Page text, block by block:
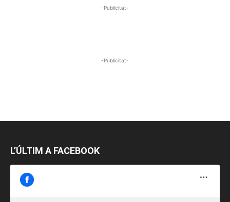
-Publicitat-
-Publicitat-
L’ÚLTIM A FACEBOOK